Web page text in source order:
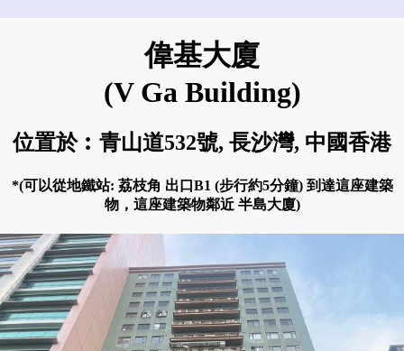
偉基大廈
(V Ga Building)
位置於︰青山道532號, 長沙灣, 中國香港
*(可以從地鐵站: 荔枝角 出口B1 (步行約5分鐘) 到達這座建築
物，這座建築物鄰近 半島大廈)